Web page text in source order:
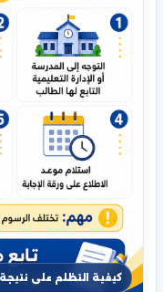
كيفية التظلم على نتيجة الشهادة